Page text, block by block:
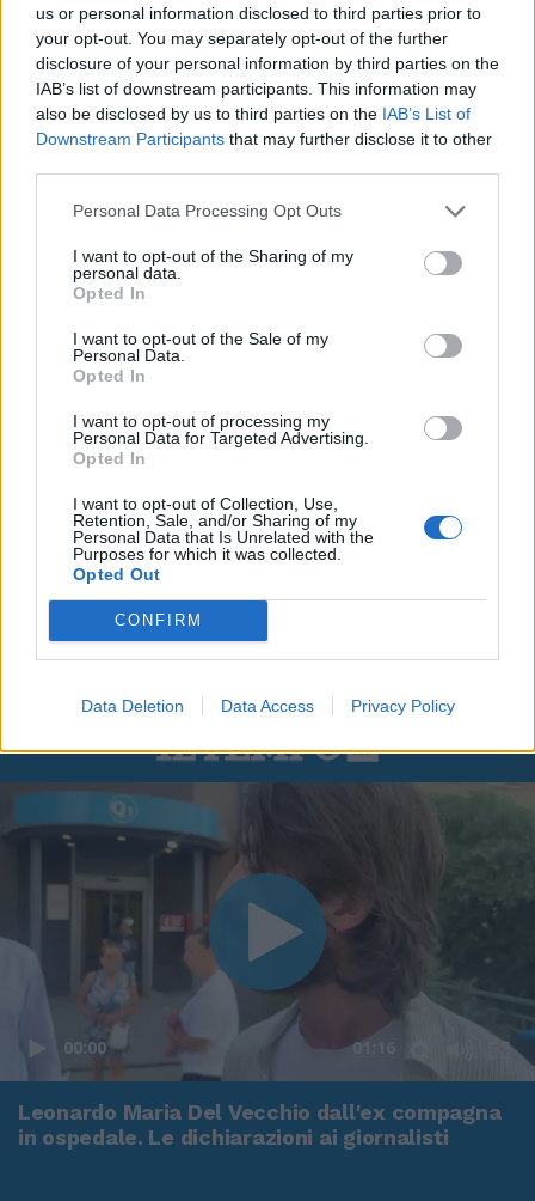
us or personal information disclosed to third parties prior to
your opt-out. You may separately opt-out of the further
disclosure of your personal information by third parties on the
IAB’s list of downstream participants. This information may
also be disclosed by us to third parties on the IAB’s List of
Downstream Participants that may further disclose it to other
Personal Data Processing Opt Outs
I want to opt-out of the Sharing of my
personal data.
Opted In
I want to opt-out of the Sale of my
Personal Data.
Opted In
I want to opt-out of processing my
Personal Data for Targeted Advertising.
Opted In
I want to opt-out of Collection, Use,
Retention, Sale, and/or Sharing of my
Personal Data that Is Unrelated with the
Purposes for which it was collected.
Opted Out
CONFIRM
Data Deletion Data Access Privacy Policy
00:00 01:16
Leonardo Maria Del Vecchio dall'ex compagna
in ospedale. Le dichiarazioni ai giornalisti